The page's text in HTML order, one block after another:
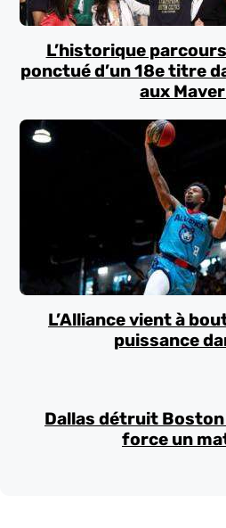
L’historique
ponctué d’un 18e titre
aux
L’Alliance vient à
puissance
Dallas détruit
force un